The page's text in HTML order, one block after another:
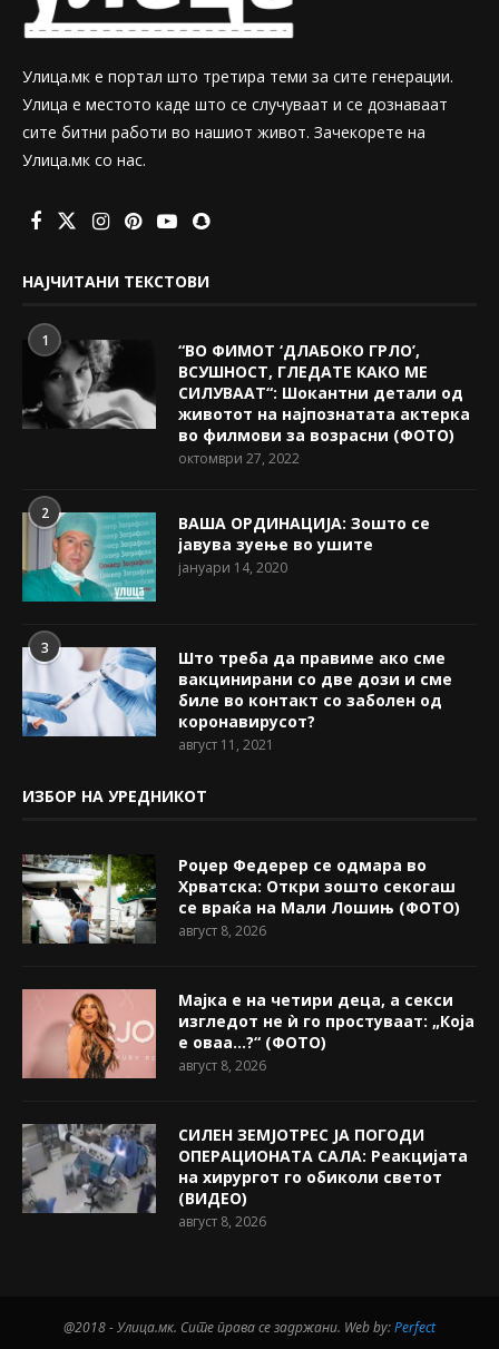
Улица.мк е портал што третира теми за сите генерации.
Улица е местото каде што се случуваат и се дознаваат
сите битни работи во нашиот живот. Зачекорете на
Улица.мк со нас.
НАЈЧИТАНИ ТЕКСТОВИ
1
“ВО ФИМОТ ‘ДЛАБОКО ГРЛО’,
ВСУШНОСТ, ГЛЕДАТЕ КАКО МЕ
СИЛУВААТ“: Шокантни детали од
животот на најпознатата актерка
во филмови за возрасни (ФОТО)
октомври 27, 2022
2
ВАША ОРДИНАЦИЈА: Зошто се
јавува зуење во ушите
јануари 14, 2020
3
Што треба да правиме ако сме
вакцинирани со две дози и сме
биле во контакт со заболен од
коронавирусот?
август 11, 2021
ИЗБОР НА УРЕДНИКОТ
Роџер Федерер се одмара во
Хрватска: Откри зошто секогаш
се враќа на Мали Лошињ (ФОТО)
август 8, 2026
Мајка е на четири деца, а секси
изгледот не ѝ го простуваат: „Која
е оваа…?“ (ФОТО)
август 8, 2026
СИЛЕН ЗЕМЈОТРЕС ЈА ПОГОДИ
ОПЕРАЦИОНАТА САЛА: Реакцијата
на хирургот го обиколи светот
(ВИДЕО)
август 8, 2026
@2018 - Улица.мк. Сите права се задржани. Web by:Perfect